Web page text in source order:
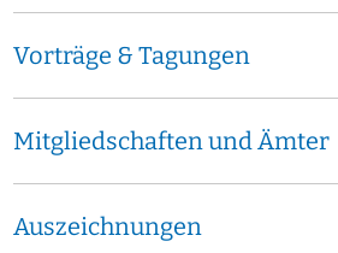
Vorträge & Tagungen
Mitgliedschaften und Ämter
Auszeichnungen